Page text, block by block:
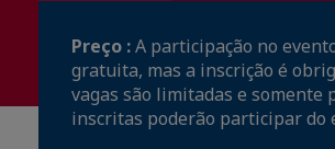
Preço :A participação no
gratuita, mas a inscrição é
vagas são limitadas e somente
inscritas poderão participar do